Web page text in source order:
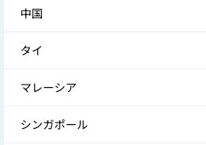
中国
タイ
マレーシア
シンガポール